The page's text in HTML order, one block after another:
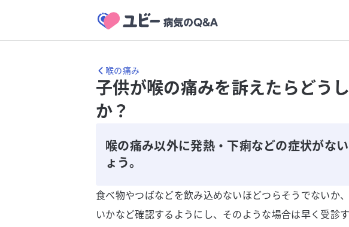
喉の痛み
子供が喉の痛みを訴えたらどう
か？
喉の痛み以外に発熱・下痢などの症状がな
ょう。
食べ物やつばなどを飲み込めないほどつらそうでないか
いかなど確認するようにし、そのような場合は早く受診